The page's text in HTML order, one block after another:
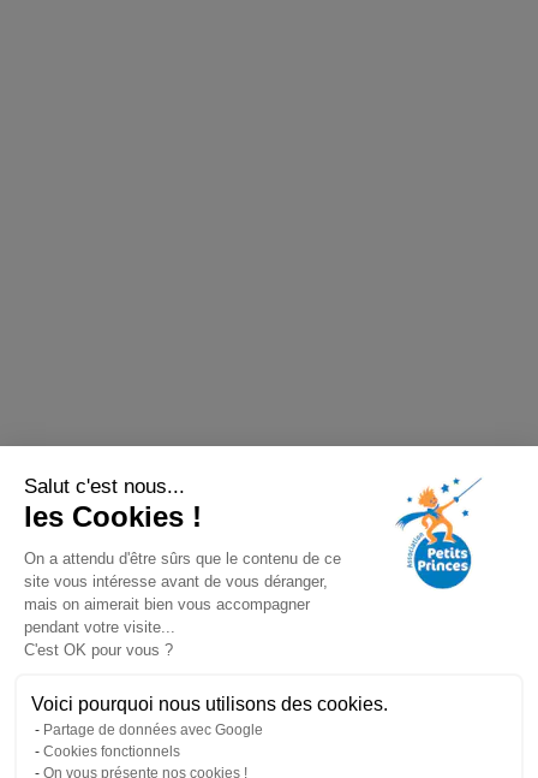
Salut c'est nous...
les Cookies !
On a attendu d'être sûrs que le contenu de ce
site vous intéresse avant de vous déranger,
mais on aimerait bien vous accompagner
pendant votre visite...
C'est OK pour vous ?
Voici pourquoi nous utilisons des cookies.
Partage de données avec Google
Cookies fonctionnels
On vous présente nos cookies !